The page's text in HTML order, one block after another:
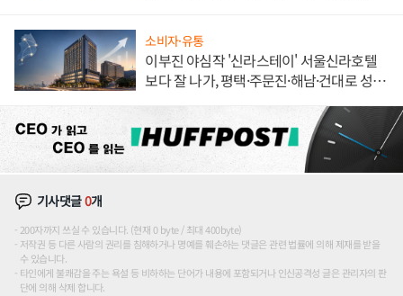
소비자·유통
이부진 야심작 '신라스테이' 서울신라호텔
보다 잘 나가, 평택·주문진·해남·건대로 성
기사댓글0개
200자까지 쓰실 수 있습니다. (현재 0 byte / 최대 400byte)
저작권 등 다른 사람의 권리를 침해하거나 명예를 훼손하는 댓글은 관련 법률에 의해 제재를 받을
수 있습니다.
타인에게 불쾌감을 주는 욕설 등 비하하는 단어가 내용에 포함되거나 인신공격성 글은 관리자의 판
단에 의해 삭제 합니다.